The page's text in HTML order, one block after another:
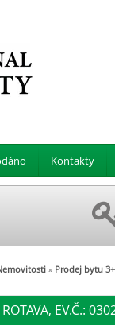
Kontakty
» Prodej bytu
ROTAVA, EV.Č.: